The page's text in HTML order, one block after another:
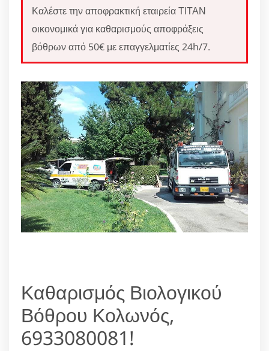
Καλέστε την αποφρακτική εταιρεία ΤΙΤΑΝ
οικονομικά για καθαρισμούς αποφράξεις
βόθρων από 50€ με επαγγελματίες 24h/7.
Καθαρισμός Βιολογικού
Βόθρου Κολωνός,
6933080081!